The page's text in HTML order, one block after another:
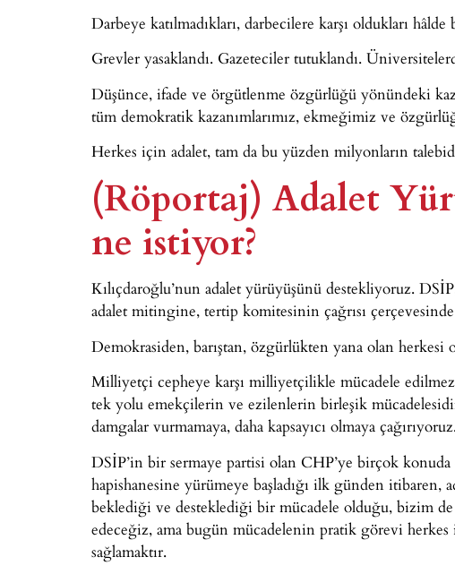
Darbeye katılmadıkları, darbecilere karşı oldukları
Grevler yasaklandı. Gazeteciler tutuklandı.
Düşünce, ifade ve örgütlenme özgürlüğü yönündeki
tüm demokratik kazanımlarımız, ekmeğimiz ve
Herkes için adalet, tam da bu yüzden milyonların
(Röportaj) Adalet
ne istiyor?
Kılıçdaroğlu’nun adalet yürüyüşünü destekliyoruz.
adalet mitingine, tertip komitesinin çağrısı çerçevesinde
Demokrasiden, barıştan, özgürlükten yana olan
Milliyetçi cepheye karşı milliyetçilikle mücadele
tek yolu emekçilerin ve ezilenlerin birleşik
damgalar vurmamaya, daha kapsayıcı olmaya
DSİP’in bir sermaye partisi olan CHP’ye birçok
hapishanesine yürümeye başladığı ilk günden itibaren,
beklediği ve desteklediği bir mücadele olduğu, bizim
edeceğiz, ama bugün mücadelenin pratik görevi herkes
sağlamaktır.